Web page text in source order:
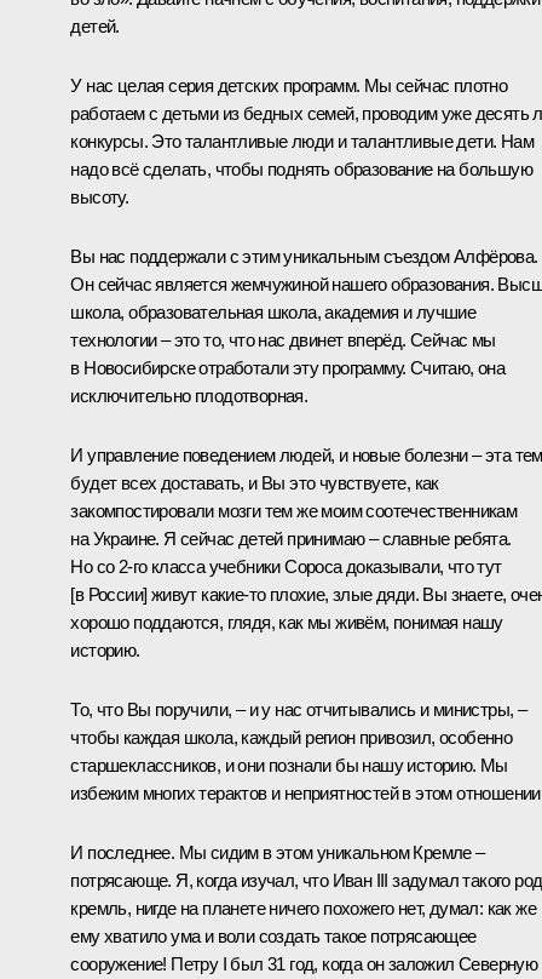
детей.
У нас целая серия детских программ. Мы сейчас плотно
работаем с детьми из бедных семей, проводим уже десять
конкурсы. Это талантливые люди и талантливые дети. Нам
надо всё сделать, чтобы поднять образование на большую
высоту.
Вы нас поддержали с этим уникальным съездом Алфёрова.
Он сейчас является жемчужиной нашего образования.
школа, образовательная школа, академия и лучшие
технологии – это то, что нас двинет вперёд. Сейчас мы
в Новосибирске отработали эту программу. Считаю, она
исключительно плодотворная.
И управление поведением людей, и новые болезни – эта
будет всех доставать, и Вы это чувствуете, как
закомпостировали мозги тем же моим соотечественникам
на Украине. Я сейчас детей принимаю – славные ребята.
Но со 2-го класса учебники Сороса доказывали, что тут
[в России] живут какие-то плохие, злые дяди. Вы знаете,
хорошо поддаются, глядя, как мы живём, понимая нашу
историю.
То, что Вы поручили, – и у нас отчитывались и министры, –
чтобы каждая школа, каждый регион привозил, особенно
старшеклассников, и они познали бы нашу историю. Мы
избежим многих терактов и неприятностей в этом
И последнее. Мы сидим в этом уникальном Кремле –
потрясающе. Я, когда изучал, что Иван III задумал такого
кремль, нигде на планете ничего похожего нет, думал: как же
ему хватило ума и воли создать такое потрясающее
сооружение! Петру I был 31 год, когда он заложил Северную